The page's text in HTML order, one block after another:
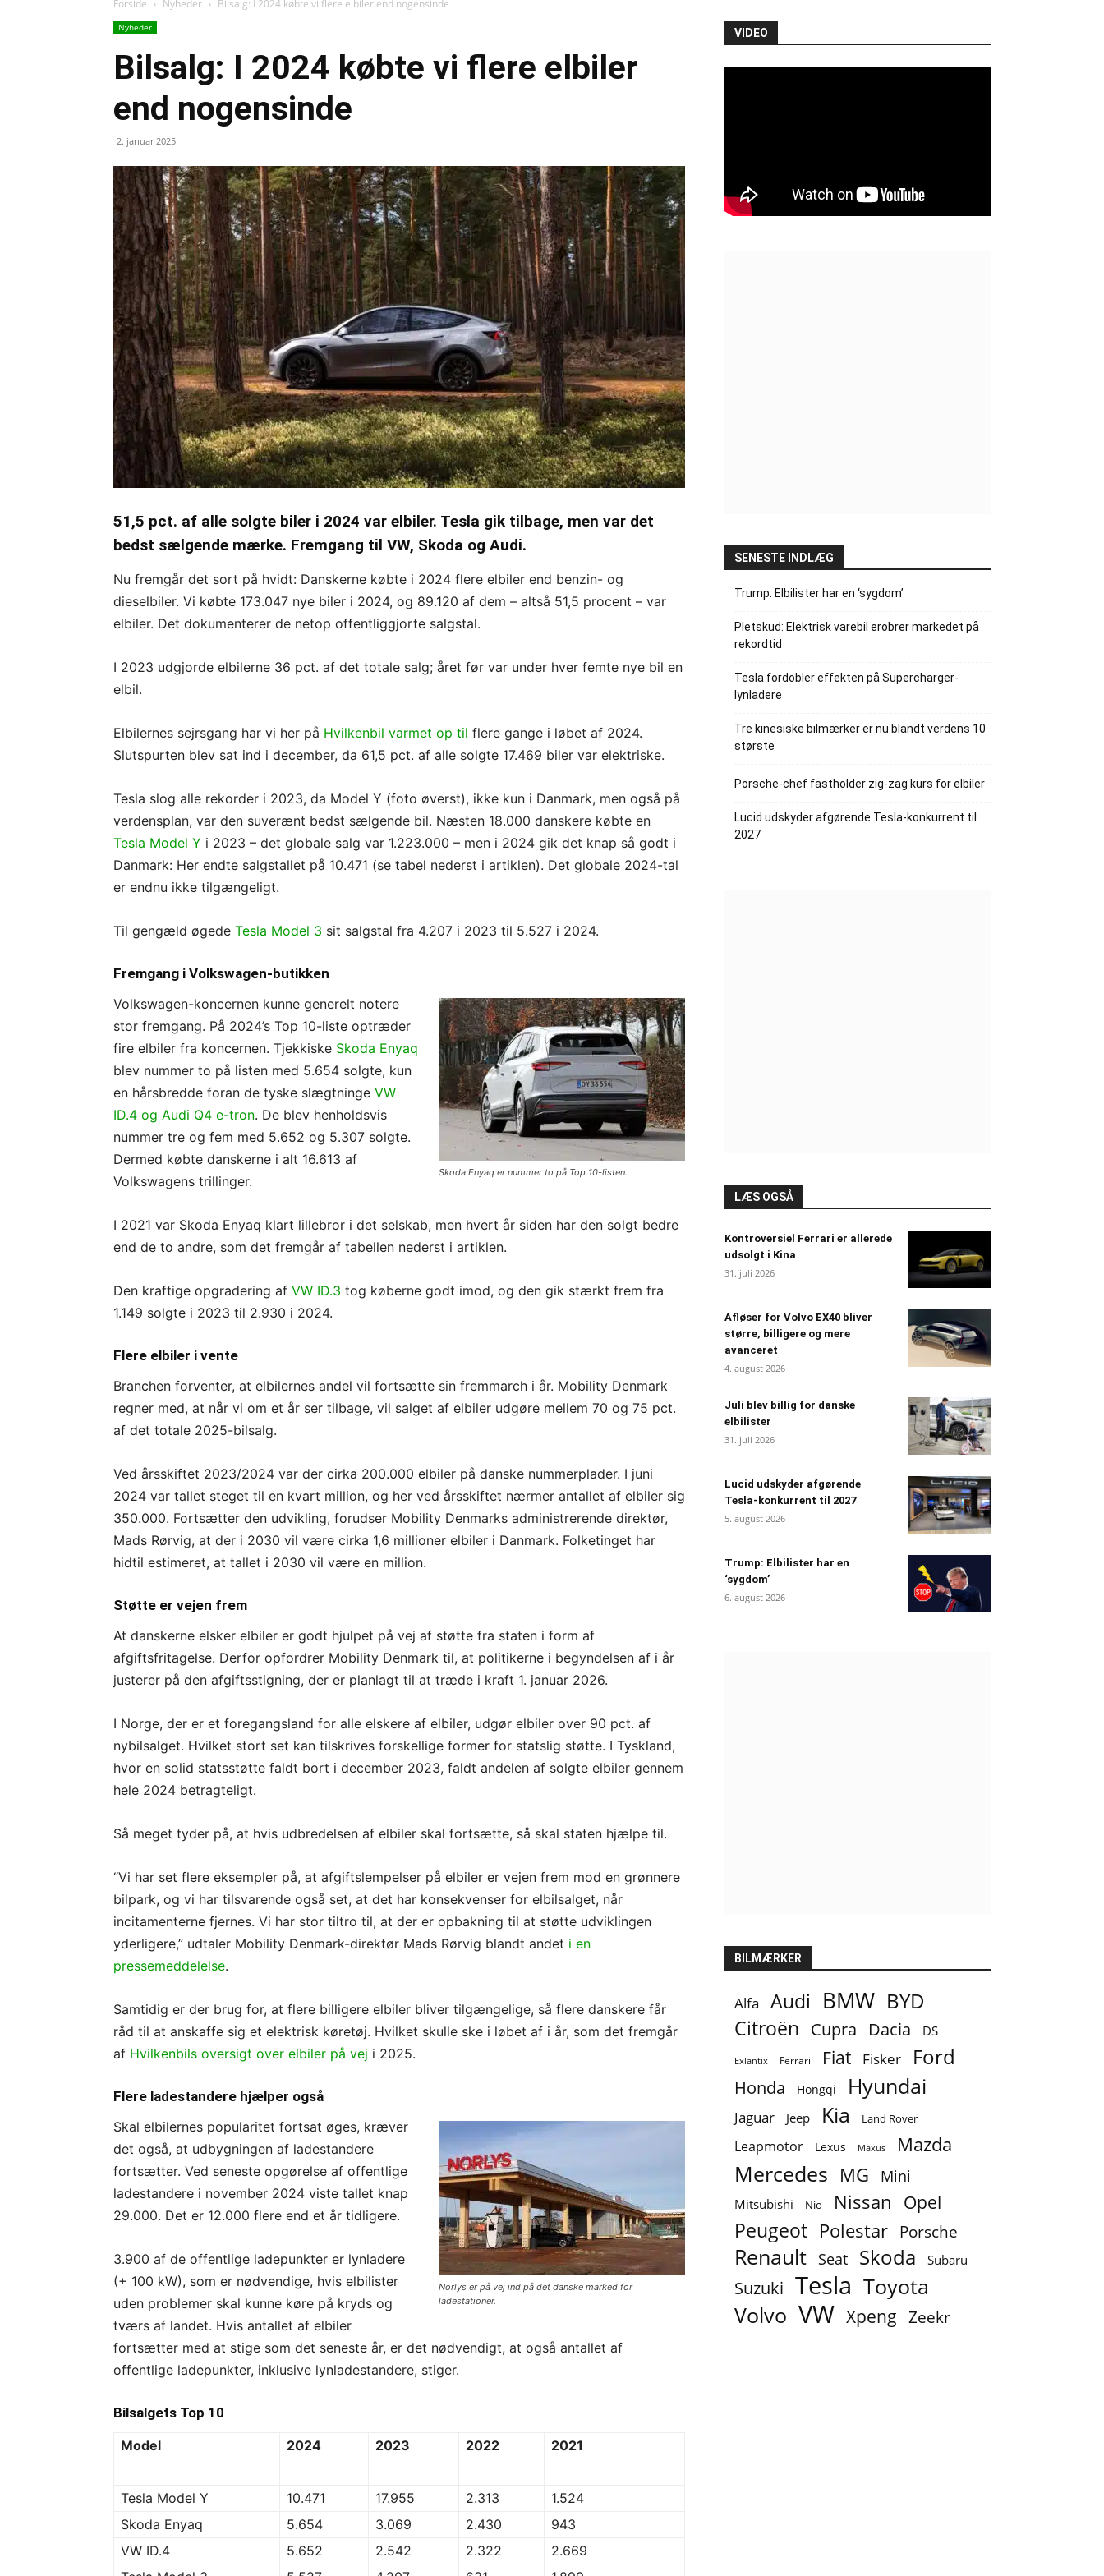
Forside Nyheder Bilsalg: I 2024 købte vi flere elbiler end nogensinde
Nyheder
Bilsalg: I 2024 købte vi flere elbiler
end nogensinde
2. januar 2025
51,5 pct. af alle solgte biler i 2024 var elbiler. Tesla gik tilbage, men var det
bedst sælgende mærke. Fremgang til VW, Skoda og Audi.
Nu fremgår det sort på hvidt: Danskerne købte i 2024 flere elbiler end benzin- og
dieselbiler. Vi købte 173.047 nye biler i 2024, og 89.120 af dem – altså 51,5 procent – var
elbiler. Det dokumenterer de netop offentliggjorte salgstal.
I 2023 udgjorde elbilerne 36 pct. af det totale salg; året før var under hver femte nye bil en
elbil.
Elbilernes sejrsgang har vi her på Hvilkenbil varmet op til flere gange i løbet af 2024.
Slutspurten blev sat ind i december, da 61,5 pct. af alle solgte 17.469 biler var elektriske.
Tesla slog alle rekorder i 2023, da Model Y (foto øverst), ikke kun i Danmark, men også på
verdensplan, var den suverænt bedst sælgende bil. Næsten 18.000 danskere købte en
Tesla Model Y i 2023 – det globale salg var 1.223.000 – men i 2024 gik det knap så godt i
Danmark: Her endte salgstallet på 10.471 (se tabel nederst i artiklen). Det globale 2024-tal
er endnu ikke tilgængeligt.
Til gengæld øgede Tesla Model 3 sit salgstal fra 4.207 i 2023 til 5.527 i 2024.
Fremgang i Volkswagen-butikken
Skoda Enyaq er nummer to på Top 10-listen.
Volkswagen-koncernen kunne generelt notere
stor fremgang. På 2024’s Top 10-liste optræder
fire elbiler fra koncernen. Tjekkiske Skoda Enyaq
blev nummer to på listen med 5.654 solgte, kun
en hårsbredde foran de tyske slægtninge VW
ID.4 og Audi Q4 e-tron. De blev henholdsvis
nummer tre og fem med 5.652 og 5.307 solgte.
Dermed købte danskerne i alt 16.613 af
Volkswagens trillinger.
I 2021 var Skoda Enyaq klart lillebror i det selskab, men hvert år siden har den solgt bedre
end de to andre, som det fremgår af tabellen nederst i artiklen.
Den kraftige opgradering af VW ID.3 tog køberne godt imod, og den gik stærkt frem fra
1.149 solgte i 2023 til 2.930 i 2024.
Flere elbiler i vente
Branchen forventer, at elbilernes andel vil fortsætte sin fremmarch i år. Mobility Denmark
regner med, at når vi om et år ser tilbage, vil salget af elbiler udgøre mellem 70 og 75 pct.
af det totale 2025-bilsalg.
Ved årsskiftet 2023/2024 var der cirka 200.000 elbiler på danske nummerplader. I juni
2024 var tallet steget til en kvart million, og her ved årsskiftet nærmer antallet af elbiler sig
350.000. Fortsætter den udvikling, forudser Mobility Denmarks administrerende direktør,
Mads Rørvig, at der i 2030 vil være cirka 1,6 millioner elbiler i Danmark. Folketinget har
hidtil estimeret, at tallet i 2030 vil være en million.
Støtte er vejen frem
At danskerne elsker elbiler er godt hjulpet på vej af støtte fra staten i form af
afgiftsfritagelse. Derfor opfordrer Mobility Denmark til, at politikerne i begyndelsen af i år
justerer på den afgiftsstigning, der er planlagt til at træde i kraft 1. januar 2026.
I Norge, der er et foregangsland for alle elskere af elbiler, udgør elbiler over 90 pct. af
nybilsalget. Hvilket stort set kan tilskrives forskellige former for statslig støtte. I Tyskland,
hvor en solid statsstøtte faldt bort i december 2023, faldt andelen af solgte elbiler gennem
hele 2024 betragteligt.
Så meget tyder på, at hvis udbredelsen af elbiler skal fortsætte, så skal staten hjælpe til.
“Vi har set flere eksempler på, at afgiftslempelser på elbiler er vejen frem mod en grønnere
bilpark, og vi har tilsvarende også set, at det har konsekvenser for elbilsalget, når
incitamenterne fjernes. Vi har stor tiltro til, at der er opbakning til at støtte udviklingen
yderligere,” udtaler Mobility Denmark-direktør Mads Rørvig blandt andet i en
pressemeddelelse.
Samtidig er der brug for, at flere billigere elbiler bliver tilgængelige, så flere danskere får
råd til at anskaffe sig et elektrisk køretøj. Hvilket skulle ske i løbet af i år, som det fremgår
af Hvilkenbils oversigt over elbiler på vej i 2025.
Flere ladestandere hjælper også
Norlys er på vej ind på det danske marked for
ladestationer.
Skal elbilernes popularitet fortsat øges, kræver
det også, at udbygningen af ladestandere
fortsætter. Ved seneste opgørelse af offentlige
ladestandere i november 2024 viste tallet knap
29.000. Det er 12.000 flere end et år tidligere.
3.900 af de offentlige ladepunkter er lynladere
(+ 100 kW), som er nødvendige, hvis elbilister
uden problemer skal kunne køre på kryds og
tværs af landet. Hvis antallet af elbiler
fortsætter med at stige som det seneste år, er det nødvendigt, at også antallet af
offentlige ladepunkter, inklusive lynladestandere, stiger.
Bilsalgets Top 10
Model
2024 2023 2022 2021
Tesla Model Y 10.471 17.955 2.313
1.524
Skoda Enyaq
5.654 3.069 2.430
943
VW ID.4
5.652 2.542 2.322
2.669
VIDEO
SENESTE INDLÆG
Trump: Elbilister har en ‘sygdom’
Pletskud: Elektrisk varebil erobrer markedet på
rekordtid
Tesla fordobler effekten på Supercharger-
lynladere
Tre kinesiske bilmærker er nu blandt verdens 10
største
Porsche-chef fastholder zig-zag kurs for elbiler
Lucid udskyder afgørende Tesla-konkurrent til
2027
LÆS OGSÅ
Kontroversiel Ferrari er allerede
udsolgt i Kina
31. juli 2026
Afløser for Volvo EX40 bliver
større, billigere og mere
avanceret
4. august 2026
Juli blev billig for danske
elbilister
31. juli 2026
Lucid udskyder afgørende
Tesla-konkurrent til 2027
5. august 2026
Trump: Elbilister har en
‘sygdom’
6. august 2026
BILMÆRKER
Alfa Audi BMW BYD
Citroën Cupra Dacia DS
Exlantix Ferrari Fiat Fisker Ford
Honda Hongqi Hyundai
Jaguar Jeep Kia Land Rover
Leapmotor Lexus Maxus Mazda
Mercedes MG Mini
Mitsubishi Nio Nissan Opel
Peugeot Polestar Porsche
Renault Seat Skoda Subaru
Suzuki Tesla Toyota
Volvo VW Xpeng Zeekr